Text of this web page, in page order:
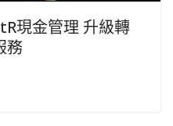
現金管理 升級轉
務